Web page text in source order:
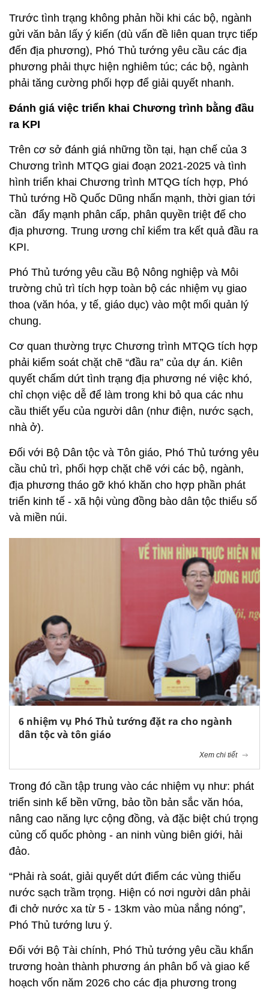
Trước tình trạng không phản hồi khi các bộ, ngành
gửi văn bản lấy ý kiến (dù vấn đề liên quan trực tiếp
đến địa phương), Phó Thủ tướng yêu cầu các địa
phương phải thực hiện nghiêm túc; các bộ, ngành
phải tăng cường phối hợp để giải quyết nhanh.
Đánh giá việc triển khai Chương trình bằng đầu
ra KPI
Trên cơ sở đánh giá những tồn tại, hạn chế của 3
Chương trình MTQG giai đoạn 2021-2025 và tình
hình triển khai Chương trình MTQG tích hợp, Phó
Thủ tướng Hồ Quốc Dũng nhấn mạnh, thời gian tới
cần đẩy mạnh phân cấp, phân quyền triệt để cho
địa phương. Trung ương chỉ kiểm tra kết quả đầu ra
KPI.
Phó Thủ tướng yêu cầu Bộ Nông nghiệp và Môi
trường chủ trì tích hợp toàn bộ các nhiệm vụ giao
thoa (văn hóa, y tế, giáo dục) vào một mối quản lý
chung.
Cơ quan thường trực Chương trình MTQG tích hợp
phải kiểm soát chặt chẽ “đầu ra” của dự án. Kiên
quyết chấm dứt tình trạng địa phương né việc khó,
chỉ chọn việc dễ để làm trong khi bỏ qua các nhu
cầu thiết yếu của người dân (như điện, nước sạch,
nhà ở).
Đối với Bộ Dân tộc và Tôn giáo, Phó Thủ tướng yêu
cầu chủ trì, phối hợp chặt chẽ với các bộ, ngành,
địa phương tháo gỡ khó khăn cho hợp phần phát
triển kinh tế - xã hội vùng đồng bào dân tộc thiểu số
và miền núi.
6 nhiệm vụ Phó Thủ tướng đặt ra cho ngành
dân tộc và tôn giáo
Xem chi tiết
Trong đó cần tập trung vào các nhiệm vụ như: phát
triển sinh kế bền vững, bảo tồn bản sắc văn hóa,
nâng cao năng lực cộng đồng, và đặc biệt chú trọng
củng cố quốc phòng - an ninh vùng biên giới, hải
đảo.
“Phải rà soát, giải quyết dứt điểm các vùng thiếu
nước sạch trầm trọng. Hiện có nơi người dân phải
đi chở nước xa từ 5 - 13km vào mùa nắng nóng”,
Phó Thủ tướng lưu ý.
Đối với Bộ Tài chính, Phó Thủ tướng yêu cầu khẩn
trương hoàn thành phương án phân bổ và giao kế
hoạch vốn năm 2026 cho các địa phương trong